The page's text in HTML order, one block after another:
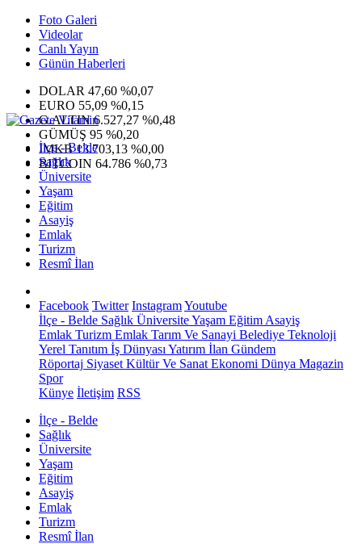
Foto Galeri
Videolar
Canlı Yayın
Günün Haberleri
DOLAR 47,60 %0,07
EURO 55,09 %0,15
G.ALTIN6.527,27 %0,48
GÜMÜŞ 95 %0,20
IMKB13.703,13 %0,00
BITCOIN 64.786 %0,73
İlçe - Belde
Sağlık
Üniversite
Yaşam
Eğitim
Asayiş
Emlak
Turizm
Resmî İlan
Facebook Twitter InstagramYoutube
İlçe - Belde Sağlık ÜniversiteYaşam Eğitim Asayiş
Emlak Turizm Emlak Tarım Ve Sanayi Belediye Teknoloji
Yerel Tanıtım İş Dünyası Yatırım İlan Gündem
Röportaj Siyaset Kültür Ve Sanat Ekonomi Dünya Magazin
Spor
Künye İletişim RSS
İlçe - Belde
Sağlık
Üniversite
Yaşam
Eğitim
Asayiş
Emlak
Turizm
Resmî İlan